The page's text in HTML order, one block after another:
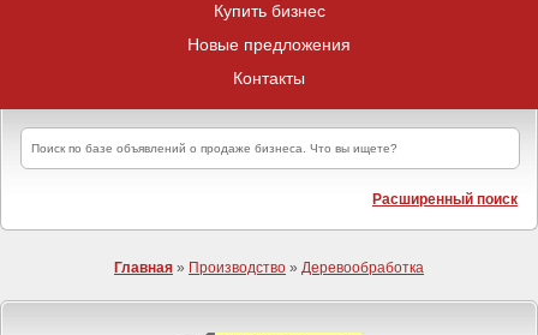
Купить бизнес
Новые предложения
Контакты
Расширенный поиск
Главная » Производство » Деревообработка